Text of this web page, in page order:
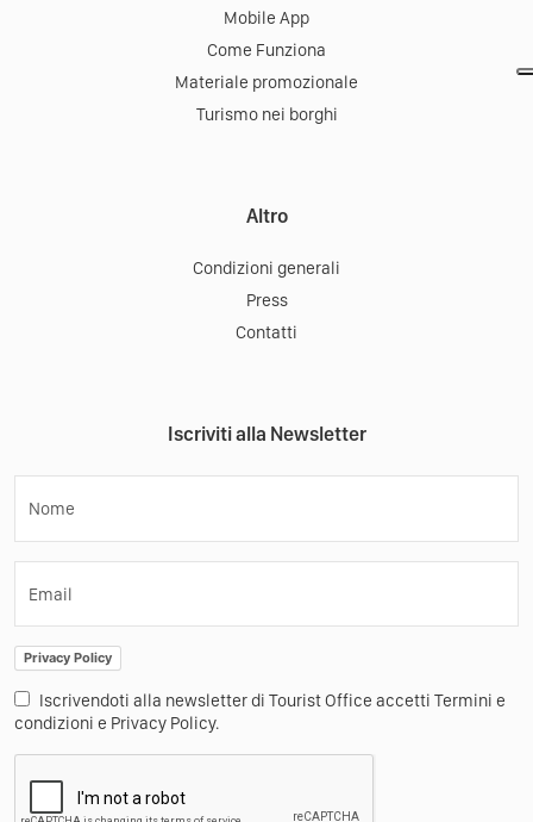
Mobile App
Come Funziona
Materiale promozionale
Turismo nei borghi
Altro
Condizioni generali
Press
Contatti
Iscriviti alla Newsletter
Nome
Email
Privacy Policy
Iscrivendoti alla newsletter di Tourist Office accetti Termini e
condizioni e Privacy Policy.